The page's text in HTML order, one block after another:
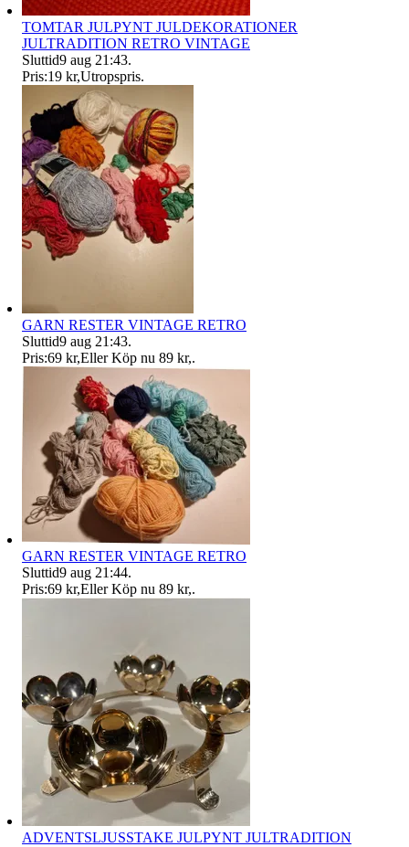
TOMTAR JULPYNT JULDEKORATIONER
JULTRADITION RETRO VINTAGE
Sluttid9 aug 21:43.
Pris:19 kr,Utropspris.
GARN RESTER VINTAGE RETRO
Sluttid9 aug 21:43.
Pris:69 kr,Eller Köp nu 89 kr,.
GARN RESTER VINTAGE RETRO
Sluttid9 aug 21:44.
Pris:69 kr,Eller Köp nu 89 kr,.
ADVENTSLJUSSTAKE JULPYNT JULTRADITION